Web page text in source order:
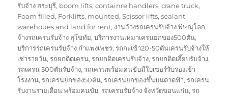
on
รับจ้าง สระบุรี, boom lifts,containre handlers,crane truck,
Foam filled, Forklifts, mounted,Scissor lifts,sealant
warehoues and land for rent, งานจ้างรถเครนรับจ้าง พิษณุโลก,
จ้างรถเครนรับจ้าง สุโขทัย,บริการงานเหมาเครนยกของ500ตัน,
บริการรถเครนรับจ้าง กำแพงเพชร,รถกะเช้า20-50ตันเครนรับจ้างให้
เช่ารายวัน,รถยกติดเครน,รถยกติดเครนรับจ้าง,รถยกติดเฮี๊ยบรับจ้าง,
รถเครน 500ตันรับจ้าง,รถเครนพร้อมคนขับมีใบเซอร์รับรองเข้า
โรงงาน,รถเครนยกของ50ตัน,รถเครนยกของขึ้นบนดาดฟ้า,รถเครน
รับงานรายเดือน พร้อมคนขับ,รถเครนรับจ้าง จังหวัดขอนแก่น,รถ